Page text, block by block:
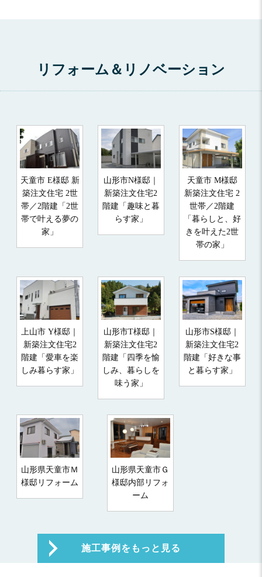
リフォーム＆リノベーション
天童市 E様邸 新
築注文住宅 2世
帯／2階建「2世
帯で叶える夢の
家」
山形市N様邸｜
新築注文住宅2
階建「趣味と暮
らす家」
天童市 M様邸
新築注文住宅 2
世帯／2階建
「暮らしと、好
きを叶えた2世
帯の家」
上山市 Y様邸｜
新築注文住宅2
階建「愛車を楽
しみ暮らす家」
山形市T様邸｜
新築注文住宅2
階建「四季を愉
しみ、暮らしを
味う家」
山形市S様邸｜
新築注文住宅2
階建「好きな事
と暮らす家」
山形県天童市Ｍ
様邸リフォーム
山形県天童市Ｇ
様邸内部リフォ
ーム
施工事例をもっと見る